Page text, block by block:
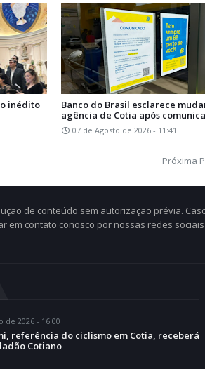
inédito
Banco do Brasil esclarece
agência de Cotia após
07 de Agosto de 2026 - 11:41
Próxima
de conteúdo sem autorização prévia.
em contato conosco por nossas redes
de 2026 - 16:00
referência do ciclismo em Cotia, receberá
Cotiano